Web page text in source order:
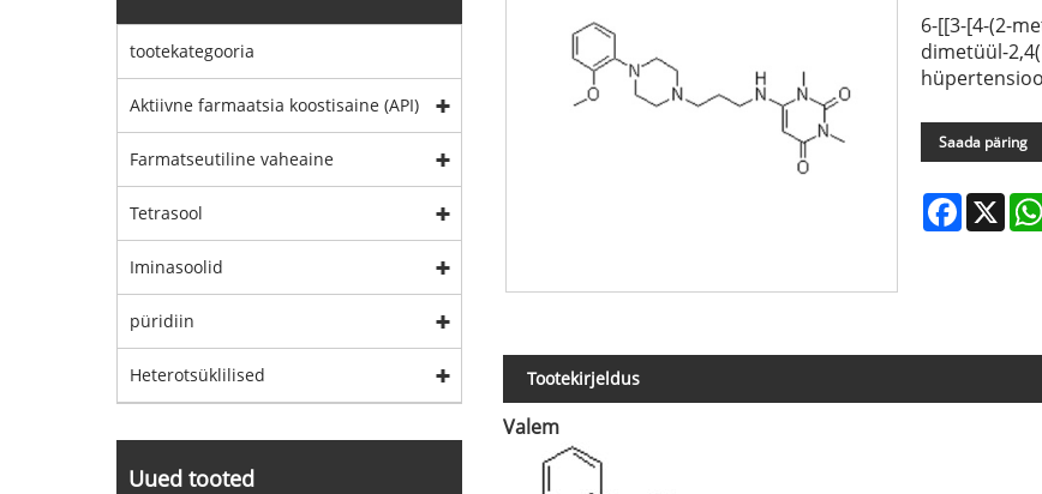
tootekategooria
Aktiivne farmaatsia koostisaine (API)
Farmatseutiline vaheaine
Tetrasool
Iminasoolid
püridiin
Heterotsüklilised
Uued tooted
6-[[3-[4-(2-
dimetüül-
Saada päring
Facebook
X
Tootekirjeldus
Valem